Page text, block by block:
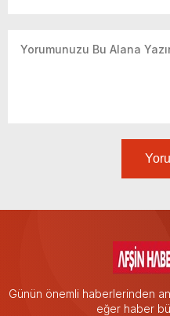
Günün önemli haberlerinden
eğer haber